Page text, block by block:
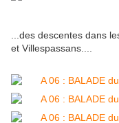
...des descentes dans
et Villespassans....